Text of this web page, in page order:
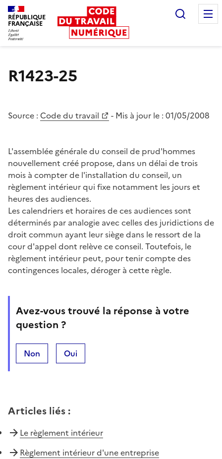
RÉPUBLIQUE
FRANÇAISE
R1423-25
Source : Code du travail - Mis à jour le : 01/05/2008
L'assemblée générale du conseil de prud'hommes
nouvellement créé propose, dans un délai de trois
mois à compter de l'installation du conseil, un
règlement intérieur qui fixe notamment les jours et
heures des audiences.
Les calendriers et horaires de ces audiences sont
déterminés par analogie avec celles des juridictions de
droit commun ayant leur siège dans le ressort de la
cour d'appel dont relève ce conseil. Toutefois, le
règlement intérieur peut, pour tenir compte des
contingences locales, déroger à cette règle.
Avez-vous trouvé la réponse à votre
question ?
Non Oui
Articles liés :
Le règlement intérieur
Règlement intérieur d'une entreprise